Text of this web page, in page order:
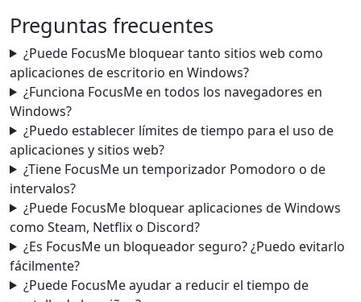
Preguntas frecuentes
¿Puede FocusMe bloquear tanto sitios web como
aplicaciones de escritorio en Windows?
¿Funciona FocusMe en todos los navegadores en
Windows?
¿Puedo establecer límites de tiempo para el uso de
aplicaciones y sitios web?
¿Tiene FocusMe un temporizador Pomodoro o de
intervalos?
¿Puede FocusMe bloquear aplicaciones de Windows
como Steam, Netflix o Discord?
¿Es FocusMe un bloqueador seguro? ¿Puedo evitarlo
fácilmente?
¿Puede FocusMe ayudar a reducir el tiempo de